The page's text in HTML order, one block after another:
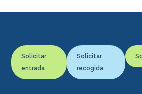
Solicitar
entrada
Solicitar
recogida